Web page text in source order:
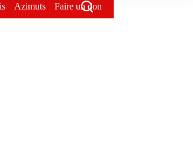
Azimuts Faire un don